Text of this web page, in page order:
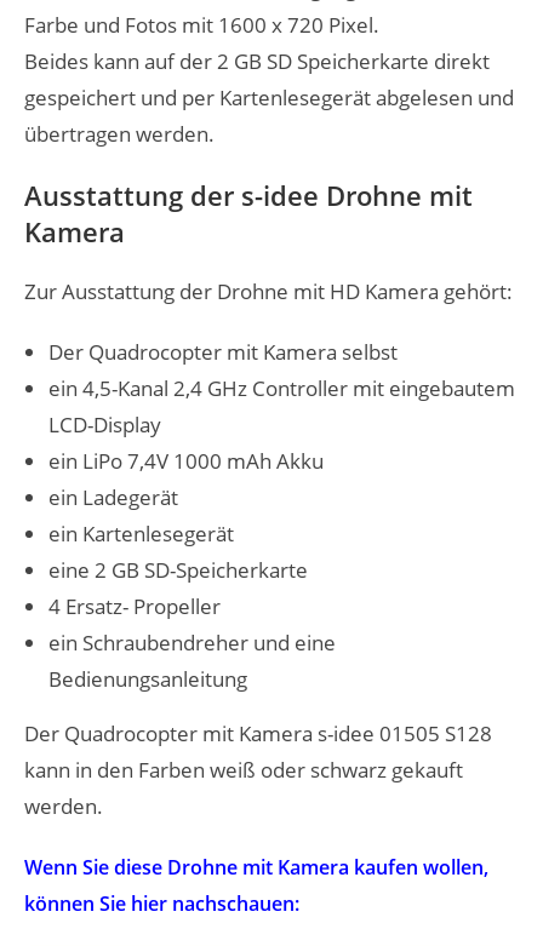
Farbe und Fotos mit 1600 x 720 Pixel.
Beides kann auf der 2 GB SD Speicherkarte direkt
gespeichert und per Kartenlesegerät abgelesen und
übertragen werden.
Ausstattung der s-idee Drohne mit
Kamera
Zur Ausstattung der Drohne mit HD Kamera gehört:
Der Quadrocopter mit Kamera selbst
ein 4,5-Kanal 2,4 GHz Controller mit eingebautem
LCD-Display
ein LiPo 7,4V 1000 mAh Akku
ein Ladegerät
ein Kartenlesegerät
eine 2 GB SD-Speicherkarte
4 Ersatz- Propeller
ein Schraubendreher und eine
Bedienungsanleitung
Der Quadrocopter mit Kamera s-idee 01505 S128
kann in den Farben weiß oder schwarz gekauft
werden.
Wenn Sie diese Drohne mit Kamera kaufen wollen,
können Sie hier nachschauen: